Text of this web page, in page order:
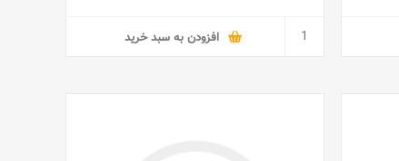
افزودن به سبد خرید